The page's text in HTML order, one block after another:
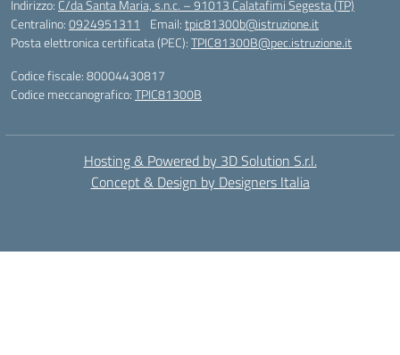
Indirizzo: C/da Santa Maria, s.n.c. – 91013 Calatafimi Segesta (TP)
Centralino:0924951311 Email:tpic81300b@istruzione.it
Posta elettronica certificata (PEC):TPIC81300B@pec.istruzione.it
Codice fiscale: 80004430817
Codice meccanografico:TPIC81300B
Hosting & Powered by 3D Solution S.r.l.
Concept & Design by Designers Italia